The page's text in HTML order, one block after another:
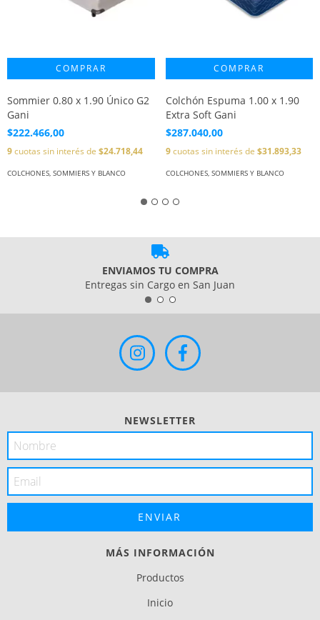
Sommier 0.80 x 1.90 Único G2
Gani
$222.466,00
9cuotas sin interés de $24.718,44
COLCHONES, SOMMIERS Y BLANCO
Colchón Espuma 1.00 x 1.90
Extra Soft Gani
$287.040,00
9cuotas sin interés de $31.893,33
COLCHONES, SOMMIERS Y BLANCO
ENVIAMOS TU COMPRA
Entregas sin Cargo en San Juan
NEWSLETTER
MÁS INFORMACIÓN
Productos
Inicio